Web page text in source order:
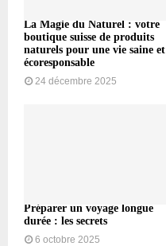
La Magie du Naturel : votre
boutique suisse de produits
naturels pour une vie saine et
écoresponsable
24 décembre 2025
Préparer un voyage longue
durée : les secrets
6 octobre 2025